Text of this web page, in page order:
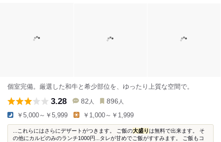
個室完備。厳選した和牛と希少部位を、ゆったり上質な空間で。
3.28 82 人 896 人
￥5,000～￥5,999 ￥1,000～￥1,999
...これらにはさらにデザートがつきます。 ご飯の大盛りは無料で出来ます。 そ
の他にカルビのみのランチ1000円...タレが甘めでご飯がすすみます。 ご飯もコ